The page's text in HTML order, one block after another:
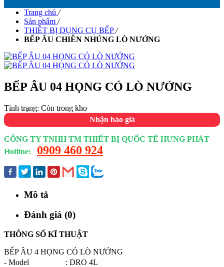
Trang chủ /
Sản phẩm /
THIÊT BỊ DỤNG CỤ BẾP /
BẾP ÂU CHIÊN NHÚNG LÒ NƯỚNG
BẾP ÂU 04 HỌNG CÓ LÒ NƯỚNG
Tình trạng: Còn trong kho
Nhận báo giá
CÔNG TY TNHH TM THIẾT BỊ QUỐC TẾ HƯNG PHÁT
Hotline:
0909 460 924
Mô tả
Đánh giá (0)
THÔNG SỐ KĨ THUẬT
BẾP ÂU 4 HỌNG CÓ LÒ NƯỚNG
- Model
: DRO 4L